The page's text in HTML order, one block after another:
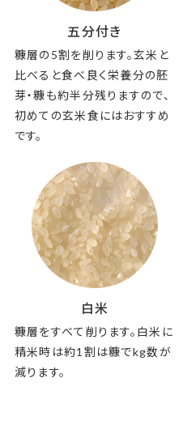
五分付き
糠層の5割を削ります。玄米と
比べると食べ良く栄養分の胚
芽・糠も約半分残りますので、
初めての玄米食にはおすすめ
です。
白米
糠層をすべて削ります。白米に
精米時は約1割は糠でkg数が
減ります。